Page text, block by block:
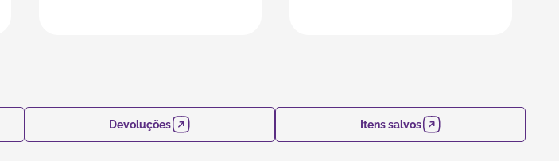
Devoluções Itens salvos